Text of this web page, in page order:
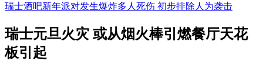
瑞士酒吧新年派对发生爆炸多人死伤 初步排除人为袭击
瑞士元旦火灾 或从烟火棒引燃餐厅天花
板引起